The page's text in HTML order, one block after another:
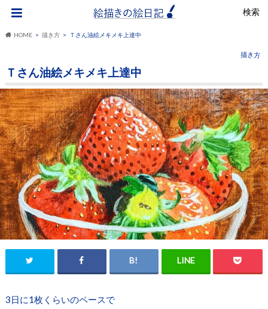
HOME 描き方 Ｔさん油絵メキメキ上達中
描き方
Ｔさん油絵メキメキ上達中
3日に1枚くらいのペースで
検索